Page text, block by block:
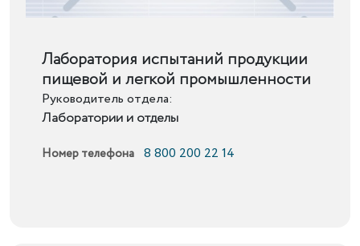
Подробнее
Лаборатория испытаний продукции
пищевой и легкой промышленности
Руководитель отдела:
Лаборатории и отделы
Номер телефона 8 800 200 22 14